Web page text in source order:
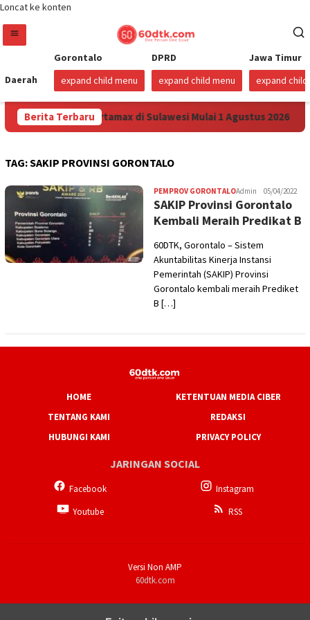
Loncat ke konten
Daerah
Gorontalo
expand child menu
DPRD
expand child menu
Jawa Timur
expand child
Berita Terbaru
Harga Pertamax di Sulawesi Mulai 1 Agustus 2026
TAG:SAKIP PROVINSI GORONTALO
PEMPROV GORONTALOAdmin 05/04/2022
SAKIP Provinsi Gorontalo
Kembali Meraih Predikat B
60DTK, Gorontalo – Sistem
Akuntabilitas Kinerja Instansi
Pemerintah (SAKIP) Provinsi
Gorontalo kembali meraih Prediket
B […]
HOME
KETENTUAN MEDIA CIBER
TENTANG KAMI
REDAKSI
HUBUNGI KAMI
PRIVACY POLICY
JARINGAN SOCIAL
Facebook
Instagram
Youtube
RSS
Versi Non AMP
60dtk.com